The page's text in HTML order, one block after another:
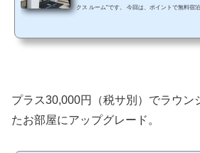
クス ルーム"です。 今回は、ポイントで無料宿
を事前に伝えておいたら、部屋の中がHappy
プラス30,000円（税サ別）でラウン
たお部屋にアップグレード。